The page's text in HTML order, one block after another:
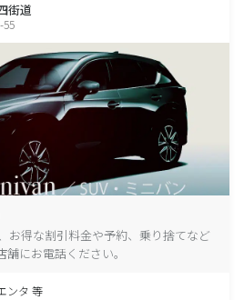
街道
55
お得な割引料金や予約、乗り捨てなど
にお電話ください。
ンタ 等